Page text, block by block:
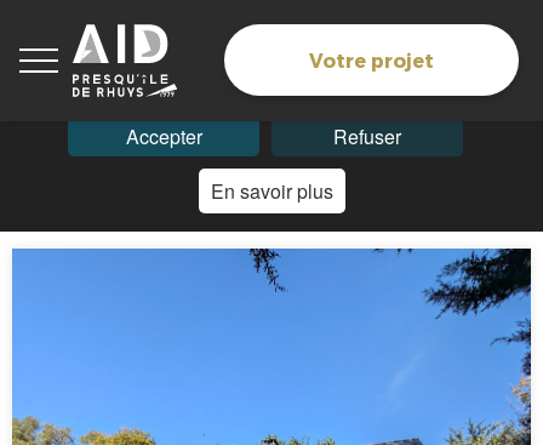
Les cookies assurent le bon fonctionnement du site. En
navigant sur ce site, vous acceptez l'utilisation des
cookies.
Accepter
Refuser
En savoir plus
Votre projet
> Biens > RARE-Longère de Charme...